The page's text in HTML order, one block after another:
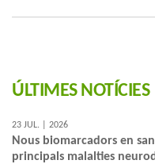
ÚLTIMES NOTÍCIES
23 JUL. | 2026
Nous biomarcadors en
principals malalties